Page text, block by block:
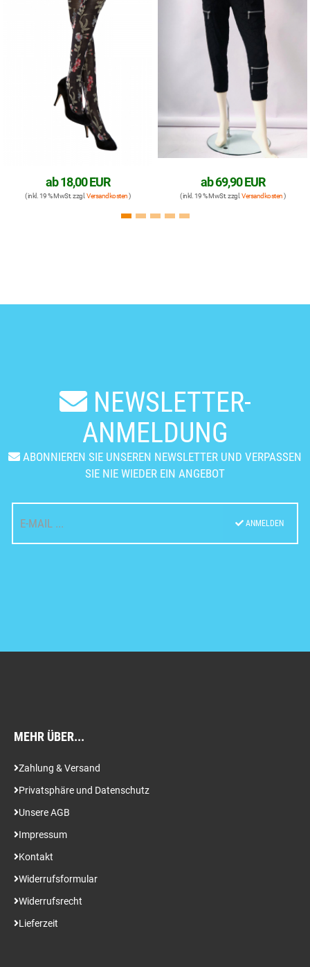
Versandkosten) ( inkl. 19 % MwSt. zzgl. Versandkosten) ( inkl. 19 % MwSt.
NEWSLETTER-
ANMELDUNG
ABONNIEREN SIE UNSEREN NEWSLETTER UND VERPASSEN
SIE NIE WIEDER EIN ANGEBOT
ANMELDEN
MEHR ÜBER...
Zahlung & Versand
Privatsphäre und Datenschutz
Unsere AGB
Impressum
Kontakt
Widerrufsformular
Widerrufsrecht
Lieferzeit